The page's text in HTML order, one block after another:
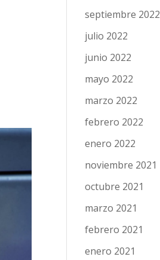
septiembre 2022
julio 2022
junio 2022
mayo 2022
marzo 2022
febrero 2022
enero 2022
noviembre 2021
octubre 2021
marzo 2021
febrero 2021
enero 2021